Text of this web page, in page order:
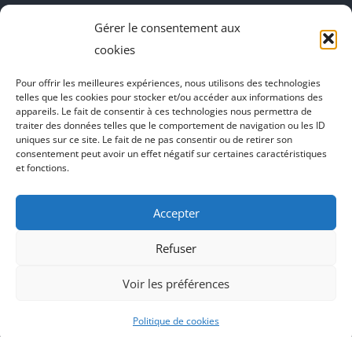
Gérer le consentement aux
cookies
Pour offrir les meilleures expériences, nous utilisons des technologies
telles que les cookies pour stocker et/ou accéder aux informations des
appareils. Le fait de consentir à ces technologies nous permettra de
traiter des données telles que le comportement de navigation ou les ID
uniques sur ce site. Le fait de ne pas consentir ou de retirer son
consentement peut avoir un effet négatif sur certaines caractéristiques
et fonctions.
Accepter
Refuser
Voir les préférences
Politique de cookies
Agence de communication Akinai
Vecteur de croissance
L'instant Ki
Il parlent de vous